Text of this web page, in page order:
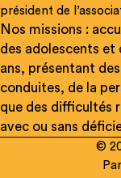
président de
Nos missions :
des adolescents et
ans, présentant
conduites, de la
que des difficultés
avec ou sans
©